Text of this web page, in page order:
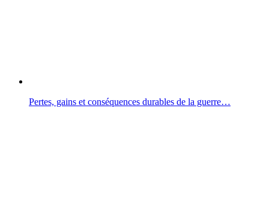
Pertes, gains et conséquences durables de la guerre…